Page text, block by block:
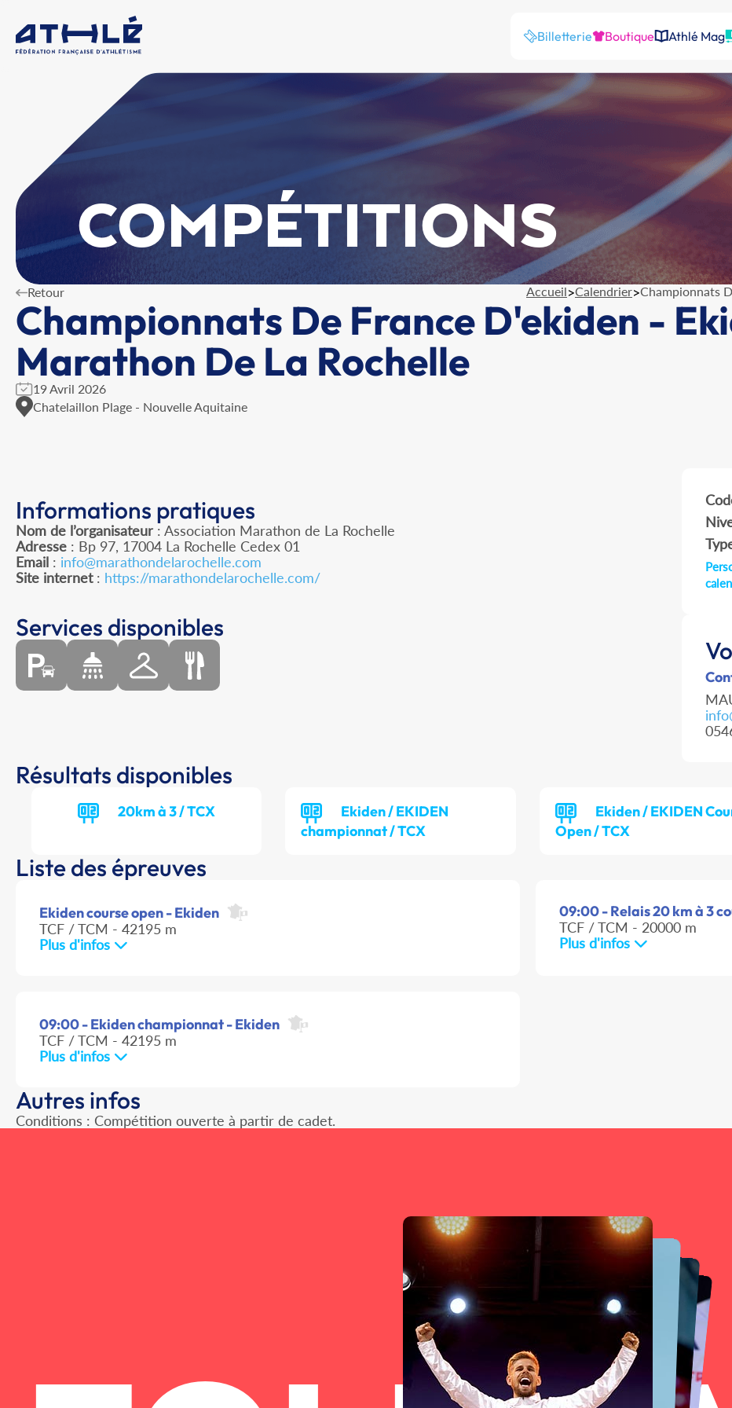
Billetterie Boutique Athlé Mag
COMPÉTITIONS
Retour Accueil>Calendrier>Championnats
Championnats De France D'ekiden -
Marathon De La Rochelle
19 Avril 2026
Chatelaillon Plage - Nouvelle Aquitaine
Informations pratiques
Nom de l’organisateur : Association Marathon de La Rochelle
Adresse : Bp 97, 17004 La Rochelle Cedex 01
Email : info@marathondelarochelle.com
Site internet: https://marathondelarochelle.com/
Services disponibles
Résultats disponibles
20km à 3 / TCX
Ekiden / EKIDEN
championnat / TCX
Ekiden / EKIDEN
Open / TCX
Liste des épreuves
Ekiden course open - Ekiden
TCF / TCM - 42195 m
Plus d'infos
09:00 - Relais 20 km à 3
TCF / TCM - 20000 m
Plus d'infos
09:00 - Ekiden championnat - Ekiden
TCF / TCM - 42195 m
Plus d'infos
Autres infos
Conditions : Compétition ouverte à partir de cadet.